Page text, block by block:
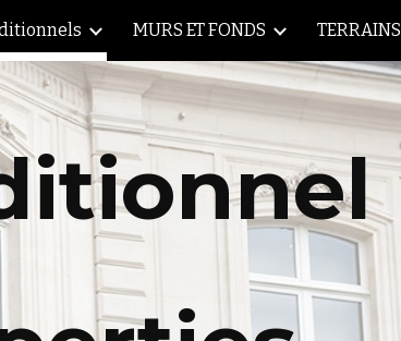
to navigation MURS ET FONDS TERRAINS